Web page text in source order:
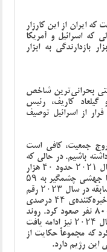
که ایران از این کارزار
که اسرائیل و آمریکا
به ابزار
بحرانی‌ترین شاخص
کاریف، رئیس
از اسرائیل توصیف
جمعیت، کافی است
باشیم. در حالی که
میانگین سالانه‌ مهاجران در بازه‌ پیش از سال ۲۰۲۱ حدود ۴۰ هزار
و 500 نفر بود، این رقم در سال ۲۰۲۲ با جهشی چشمگیر به ۵۹
هزار و 400 نفر رسید. اوج این خروج بی‌سابقه در سال ۲۰۲۳ رقم
خورد، جایی که تعداد مهاجران با افزایش خیره‌کننده‌ی ۴۴ درصدی
نسبت به سال ماقبل، به مرز ۸۲ هزار و 800 نفر صعود کرد. روند
این خروج جمعیتی در هشت ماه نخست سال ۲۰۲۴ نیز ادامه یافت
نفر عبور کرد که مجموعاً حکایت از
این رژیم دارد.